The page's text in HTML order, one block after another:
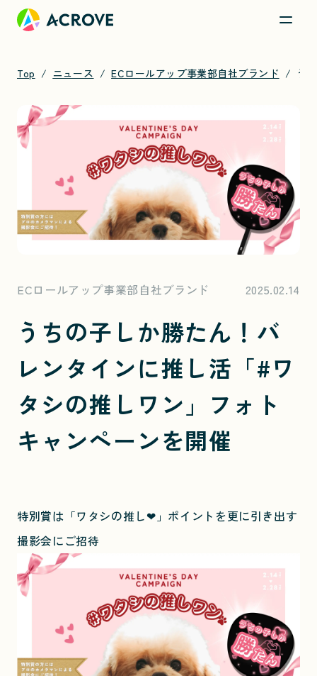
Top ニュース ECロールアップ事業部自社ブランド
ECロールアップ事業部自社ブランド 2025.02.14
うちの子しか勝たん！バ
レンタインに推し活「#ワ
タシの推しワン」フォト
キャンペーンを開催
特別賞は「ワタシの推し❤」ポイントを更に引き出す
撮影会にご招待